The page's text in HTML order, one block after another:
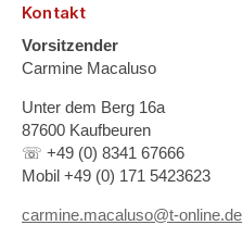
Kontakt
Vorsitzender
Carmine Macaluso
Unter dem Berg 16a
87600 Kaufbeuren
☏ +49 (0) 8341 67666
Mobil +49 (0) 171 5423623
carmine.macaluso@t-online.de